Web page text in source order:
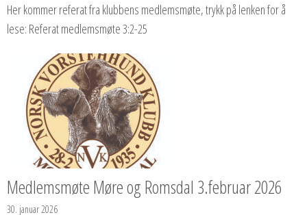
Her kommer referat fra klubbens medlemsmøte, trykk på lenken for å
lese: Referat medlemsmøte 3:2-25
Medlemsmøte Møre og Romsdal 3.februar 2026
30. januar 2026